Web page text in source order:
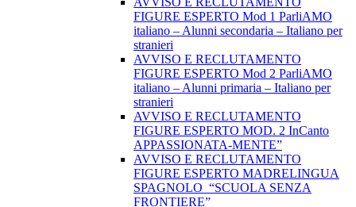
FIGURE ESPERTO Mod 1 ParliAMO
italiano – Alunni secondaria – Italiano per
stranieri
AVVISO E RECLUTAMENTO
FIGURE ESPERTO Mod 2 ParliAMO
italiano – Alunni primaria – Italiano per
stranieri
AVVISO E RECLUTAMENTO
FIGURE ESPERTO MOD. 2 InCanto
APPASSIONATA-MENTE”
AVVISO E RECLUTAMENTO
FIGURE ESPERTO MADRELINGUA
SPAGNOLO “SCUOLA SENZA
FRONTIERE”